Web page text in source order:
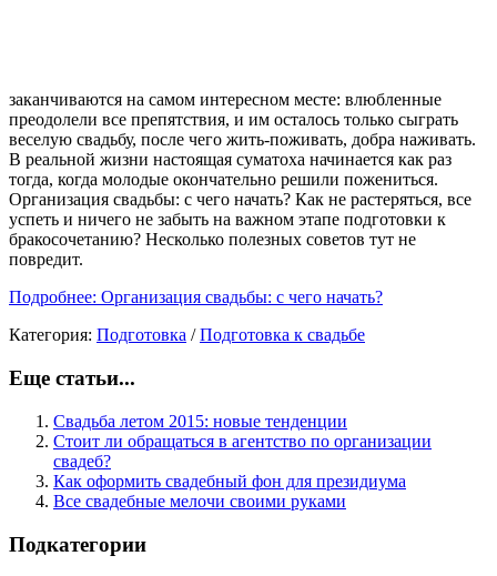
заканчиваются на самом интересном месте: влюбленные
преодолели все препятствия, и им осталось только сыграть
веселую свадьбу, после чего жить-поживать, добра наживать.
В реальной жизни настоящая суматоха начинается как раз
тогда, когда молодые окончательно решили пожениться.
Организация свадьбы: с чего начать? Как не растеряться, все
успеть и ничего не забыть на важном этапе подготовки к
бракосочетанию? Несколько полезных советов тут не
повредит.
Подробнее: Организация свадьбы: с чего начать?
Категория: Подготовка /Подготовка к свадьбе
Еще статьи...
Свадьба летом 2015: новые тенденции
Стоит ли обращаться в агентство по организации
свадеб?
Как оформить свадебный фон для президиума
Все свадебные мелочи своими руками
Подкатегории